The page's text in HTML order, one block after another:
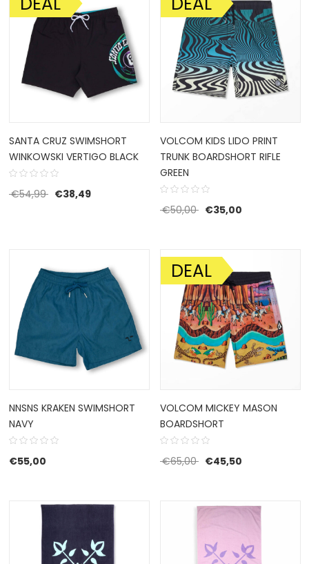
AANBIEDING!
SANTA CRUZ SWIMSHORT
WINKOWSKI VERTIGO BLACK
€54,99 Oorspronkelijke prijs was: €54,99.
€38,49Huidige prijs is: €38,49.
AANBIEDING!
VOLCOM KIDS LIDO PRINT
TRUNK BOARDSHORT RIFLE
GREEN
€50,00 Oorspronkelijke prijs
€35,00Huidige prijs
NNSNS KRAKEN SWIMSHORT
NAVY
€55,00
AANBIEDING!
DEAL
VOLCOM MICKEY MASON
BOARDSHORT
€65,00 Oorspronkelijke prijs
€45,50Huidige prijs